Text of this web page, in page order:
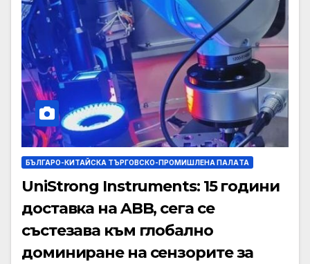
БЪЛГАРО-КИТАЙСКА ТЪРГОВСКО-ПРОМИШЛЕНА ПАЛAТА
UniStrong Instruments: 15 години
доставка на ABB, сега се
състезава към глобално
доминиране на сензорите за